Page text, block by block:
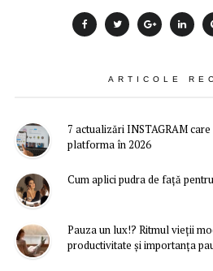
ARTICOLE
7 actualizări INSTAGRAM
platforma în 2026
Cum aplici pudra de față
Pauza un lux!? Ritmul vieții
productivitate și importanța